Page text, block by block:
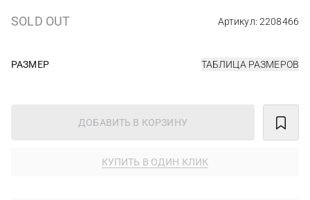
SOLD OUT Артикул: 2208466
РАЗМЕР ТАБЛИЦА РАЗМЕРОВ
ДОБАВИТЬ В КОРЗИНУ
КУПИТЬ В ОДИН КЛИК